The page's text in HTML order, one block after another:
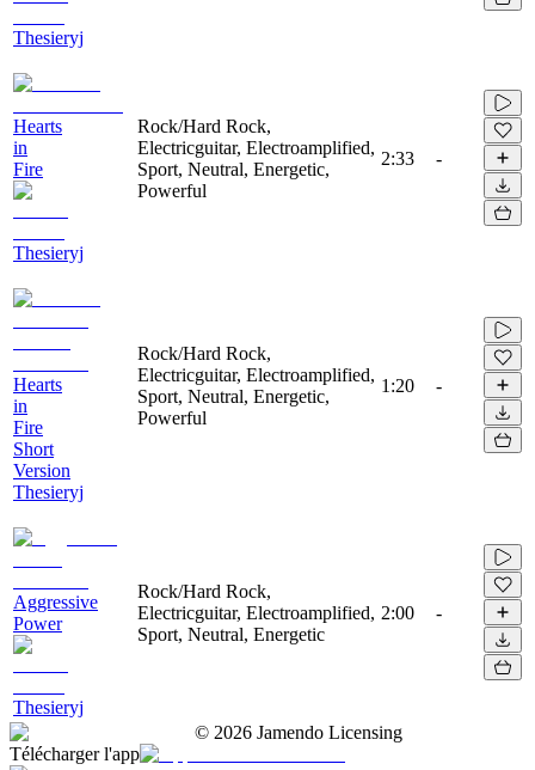
Thesieryj
Hearts
in
Fire
Thesieryj
Rock/Hard Rock,
Electricguitar, Electroamplified,
Sport, Neutral, Energetic,
Powerful
2:33 -
Hearts
in
Fire
Short
Version
Thesieryj
Rock/Hard Rock,
Electricguitar, Electroamplified,
Sport, Neutral, Energetic,
Powerful
1:20 -
Aggressive
Power
Thesieryj
Rock/Hard Rock,
Electricguitar, Electroamplified,
Sport, Neutral, Energetic
2:00 -
© 2026 Jamendo Licensing
Télécharger l'app